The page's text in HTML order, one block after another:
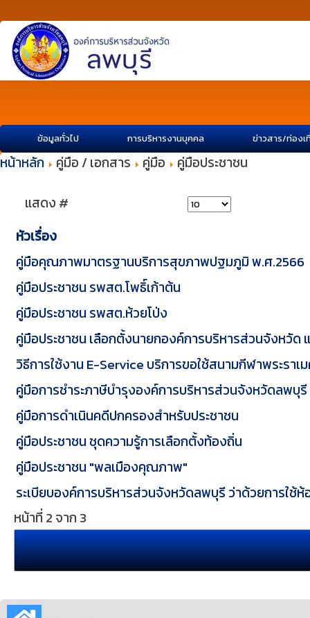
ข้อมูลทั่วไป การบริหารงานบุคคล ข่าวสาร/ท่องเ
หน้าหลัก คู่มือ / เอกสาร คู่มือ
คู่มือประชาชน
แสดง #
หัวเรื่อง
คู่มือคุณภาพมาตรฐานบริการสุขภาพปฐมภูมิ พ.ศ.2566
คู่มือประชาชน รพสต.โพธิ์เก้าต้น
คู่มือประชาชน รพสต.ห้วยโป่ง
คู่มือประชาชน เลือกตั้งนายกองค์การบริหารส่วนจังหวั
วิธีการใช้งาน E-Service บริการขอใช้สนามกีฬาพระราเ
คู่มือการชำระภาษีบำรุงองค์การบริหารส่วนจังหวัดลพบุ
คู่มือการดำเนินคดีปกครองสำหรับประชาชน
คู่มือประชาชน ชุดความรู้การเลือกตั้งท้องถิ่น
คู่มือประชาชน "พลเมืองคุณภาพ"
ระเบียบองค์การบริหารส่วนจังหวัดลพบุรี ว่าด้วยการใ
หน้าที่ 2 จาก 3